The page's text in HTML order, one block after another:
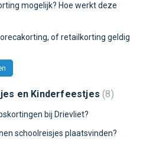
mogelijk? Hoe werkt deze
of retailkorting geldig
en Kinderfeestjes 8
bij Drievliet?
schoolreisjes plaatsvinden?